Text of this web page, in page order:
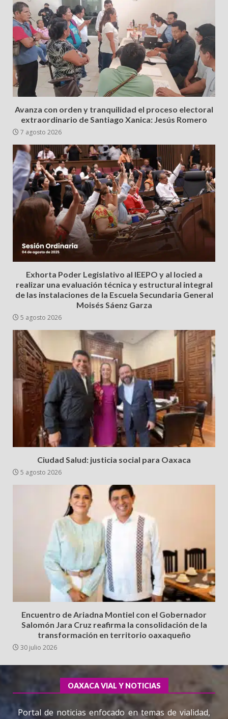
Avanza con orden y tranquilidad el proceso electoral
extraordinario de Santiago Xanica: Jesús Romero
7 agosto 2026
Exhorta Poder Legislativo al IEEPO y al Iocied a
realizar una evaluación técnica y estructural integral
de las instalaciones de la Escuela Secundaria General
Moisés Sáenz Garza
5 agosto 2026
Ciudad Salud: justicia social para Oaxaca
5 agosto 2026
Encuentro de Ariadna Montiel con el Gobernador
Salomón Jara Cruz reafirma la consolidación de la
transformación en territorio oaxaqueño
30 julio 2026
OAXACA VIAL Y NOTICIAS
Portal de noticias enfocado en temas de vialidad,